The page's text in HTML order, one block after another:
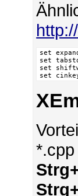
set
set
set
set